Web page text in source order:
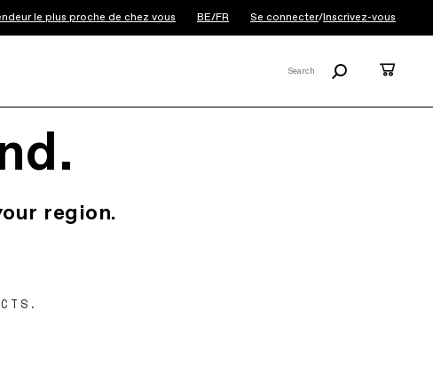
le plus proche de chez vous BE/FR Se connecter/Inscrivez-vous
Search
region.